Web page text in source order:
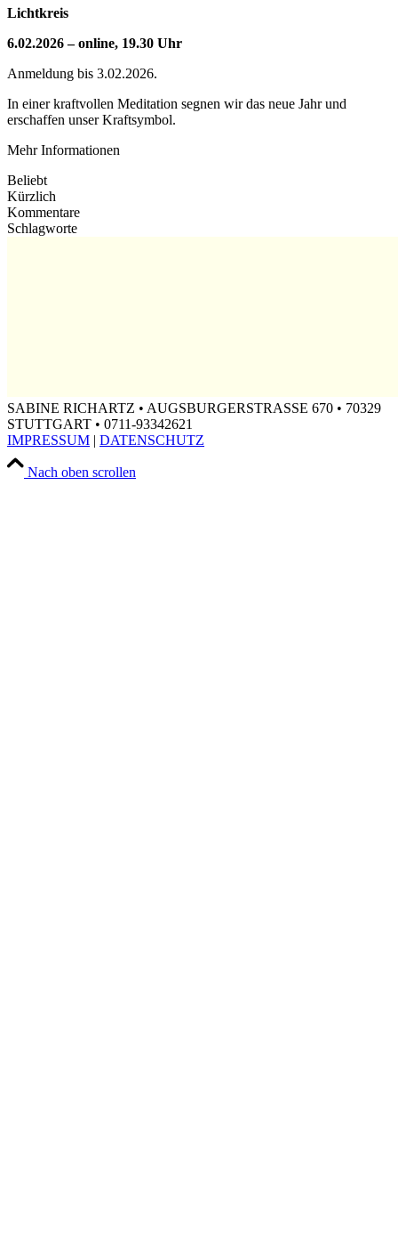
Lichtkreis
6.02.2026 – online, 19.30 Uhr
Anmeldung bis 3.02.2026.
In einer kraftvollen Meditation segnen wir das neue Jahr und
erschaffen unser Kraftsymbol.
Mehr Informationen
Beliebt
Kürzlich
Kommentare
Schlagworte
SABINE RICHARTZ • AUGSBURGERSTRASSE 670 • 70329
STUTTGART • 0711-93342621
IMPRESSUM | DATENSCHUTZ
Nach oben scrollen